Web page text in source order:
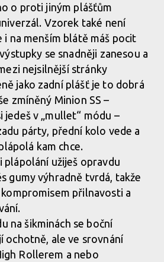
o proti jiným plášťům
Vzorek také není
i na menším blátě máš pocit
se snadněji zanesou a
nejsilnější stránky
jako zadní plášť je to dobrá
zmíněný Minion SS –
jedeš v „mullet“ módu –
párty, přední kolo vede a
kam chce.
plápolání užiješ opravdu
gumy výhradně tvrdá, takže
přilnavosti a
na šikminách se boční
ochotně, ale ve srovnání
Rollerem a nebo